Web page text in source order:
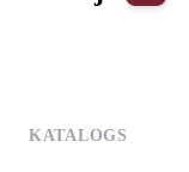
KATALOGS